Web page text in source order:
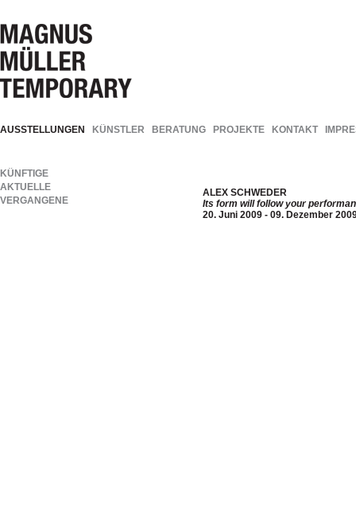
AUSSTELLUNGEN KÜNSTLER BERATUNG PROJEKTE KONTAKT
KÜNFTIGE
AKTUELLE
VERGANGENE
ALEX SCHWEDER
Its form will follow your
20. Juni 2009 - 09. Dezember